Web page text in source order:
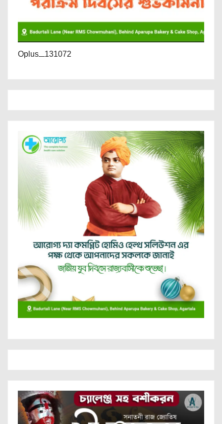
Oplus_131072